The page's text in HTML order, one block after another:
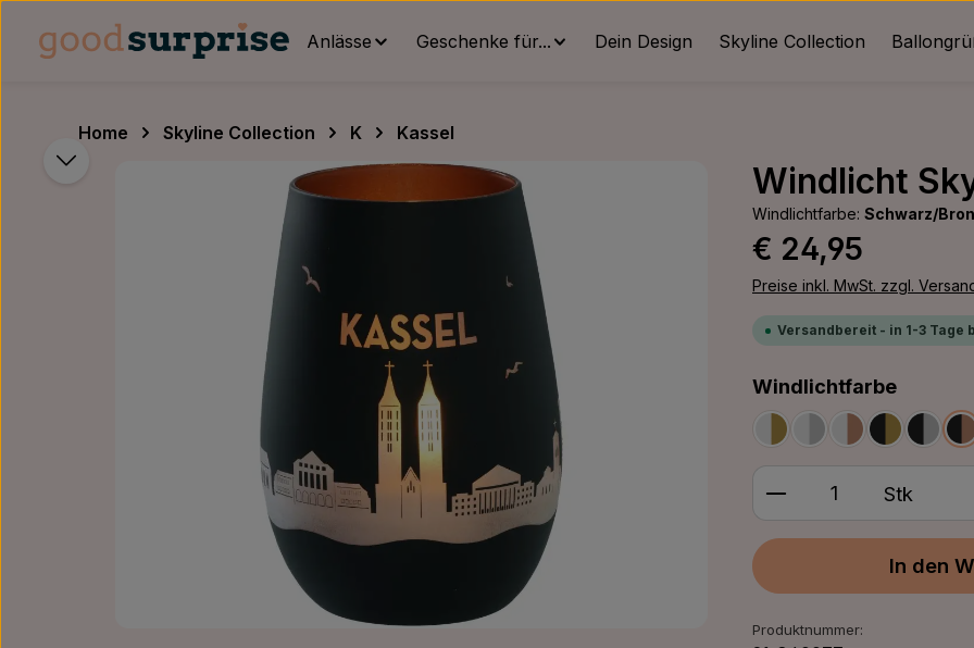
Hauptinhalt springen
Zur Hauptnavigation springen
Anlässe Geschenke für... Dein Design Skyline Collection
Home Skyline Collection K
Kassel
Bildergalerie überspringen
Windlicht
Windlichtfarbe: Schwarz/
Regulärer Preis:
€ 24,95
Preise inkl. MwSt. zzgl.
Versandbereit - in 1-3 Tage
Windlichtfarbe
Weiß/Gold
Weiß/Silber
Weiß/Bronze
Schwarz/
Produkt Anzahl:
Stk
In den
Produktnummer: